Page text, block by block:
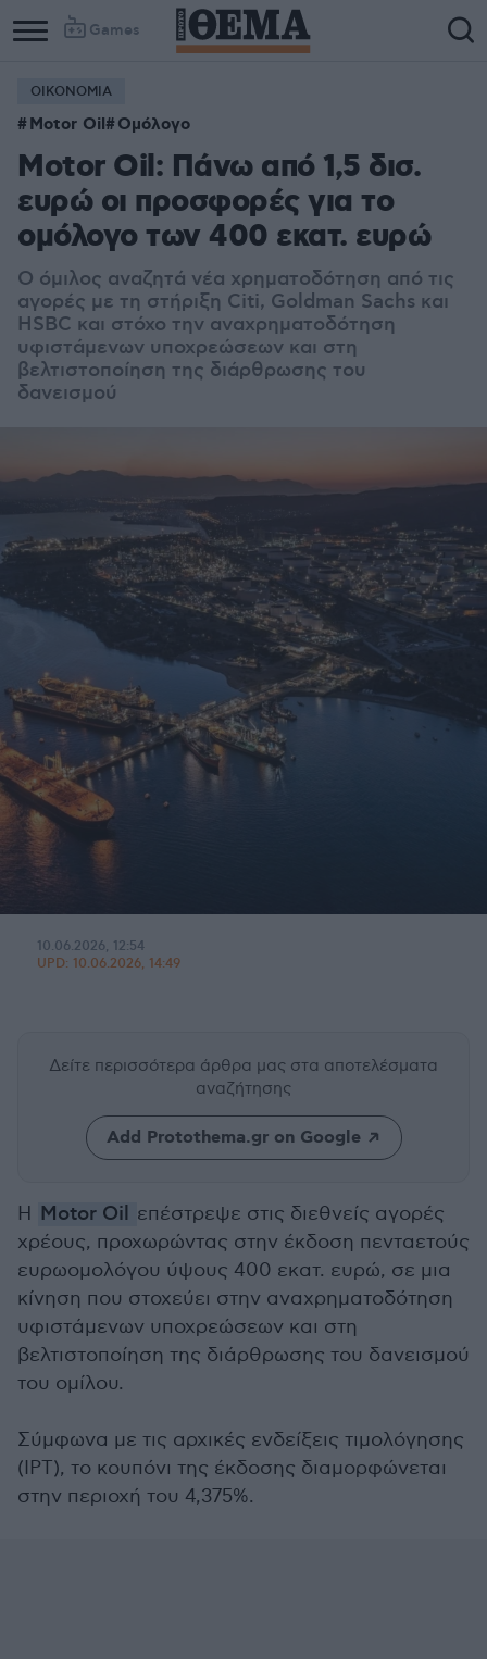
Games
ΟΙΚΟΝΟΜΙΑ
Motor Oil Ομόλογο
Motor Oil: Πάνω από 1,5 δισ.
ευρώ οι προσφορές για το
ομόλογο των 400 εκατ. ευρώ
Ο όμιλος αναζητά νέα χρηματοδότηση από τις
αγορές με τη στήριξη Citi, Goldman Sachs και
HSBC και στόχο την αναχρηματοδότηση
υφιστάμενων υποχρεώσεων και στη
βελτιστοποίηση της διάρθρωσης του
δανεισμού
10.06.2026, 12:54
UPD: 10.06.2026, 14:49
Δείτε περισσότερα άρθρα μας στα αποτελέσματα
αναζήτησης
Add Protothema.gr on Google
Η Motor Oil επέστρεψε στις διεθνείς αγορές
χρέους, προχωρώντας στην έκδοση πενταετούς
ευρωομολόγου ύψους 400 εκατ. ευρώ, σε μια
κίνηση που στοχεύει στην αναχρηματοδότηση
υφιστάμενων υποχρεώσεων και στη
βελτιστοποίηση της διάρθρωσης του δανεισμού
του ομίλου.
Σύμφωνα με τις αρχικές ενδείξεις τιμολόγησης
(IPT), το κουπόνι της έκδοσης διαμορφώνεται
στην περιοχή του 4,375%.